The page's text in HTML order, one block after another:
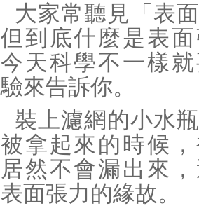
大家常聽見「表
但到底什麼是表
今天科學不一樣
驗來告訴你。
裝上濾網的小水
被拿起來的時候
居然不會漏出來
表面張力的緣故。